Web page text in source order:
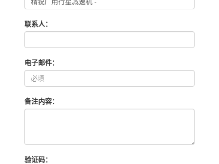
联系人：
电子邮件：
备注内容：
验证码：